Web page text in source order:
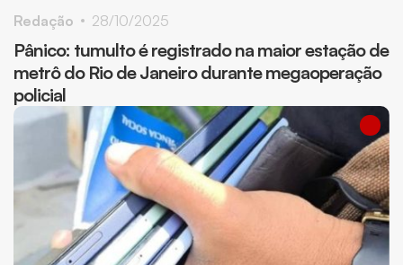
Pânico: tumulto é registrado na maior estação de
metrô do Rio de Janeiro durante megaoperação
policial
Redação 28/10/2025